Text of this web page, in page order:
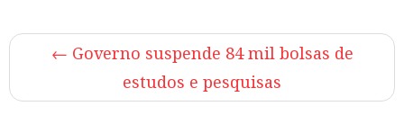
← Governo suspende 84 mil bolsas de
estudos e pesquisas